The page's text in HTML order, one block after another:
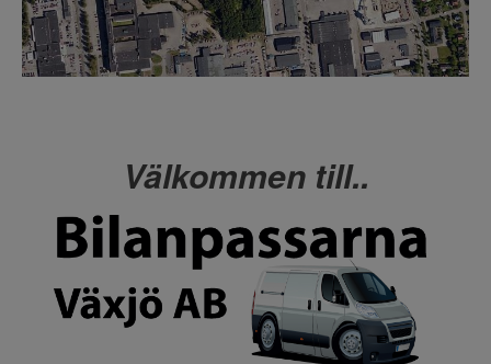
Välkommen till..